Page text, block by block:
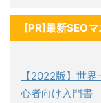
[PR]最新SEO
【2022版】世
心者向け入門書